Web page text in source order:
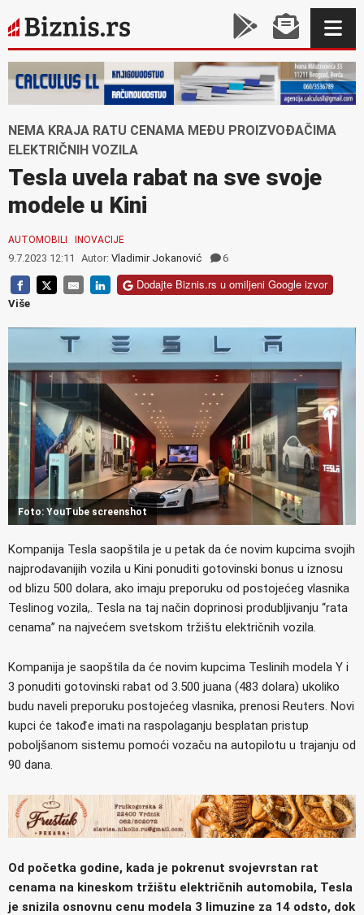
NEMA KRAJA RATU CENAMA MEĐU PROIZVOĐAČIMA
ELEKTRIČNIH VOZILA
Tesla uvela rabat na sve svoje
modele u Kini
AUTOMOBILI INOVACIJE
9.7.2023 12:11 Autor: Vladimir Jokanović 6
Dodajte Biznis.rs u omiljeni Google izvor
Više
Foto: YouTube screenshot
Kompanija Tesla saopštila je u petak da će novim kupcima svojih
najprodavanijih vozila u Kini ponuditi gotovinski bonus u iznosu
od blizu 500 dolara, ako imaju preporuku od postojećeg vlasnika
Teslinog vozila,. Tesla na taj način doprinosi produbljivanju “rata
cenama” na najvećem svetskom tržištu električnih vozila.
Kompanija je saopštila da će novim kupcima Teslinih modela Y i
3 ponuditi gotovinski rabat od 3.500 juana (483 dolara) ukoliko
budu naveli preporuku postojećeg vlasnika, prenosi Reuters. Novi
kupci će takođe imati na raspolaganju besplatan pristup
poboljšanom sistemu pomoći vozaču na autopilotu u trajanju od
90 dana.
Od početka godine, kada je pokrenut svojevrstan rat
cenama na kineskom tržištu električnih automobila, Tesla
je snizila osnovnu cenu modela 3 limuzine za 14 odsto, dok